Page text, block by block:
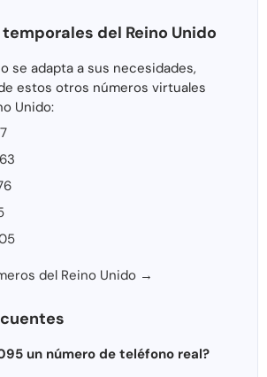
del Reino Unido
se adapta a sus necesidades,
estos otros números virtuales
Unido:
del Reino Unido →
un número de teléfono real?